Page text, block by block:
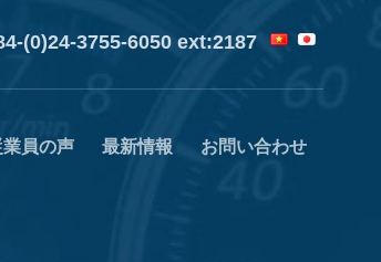
(0)24-3755-6050 ext:2187
業員の声 最新情報 お問い合わせ